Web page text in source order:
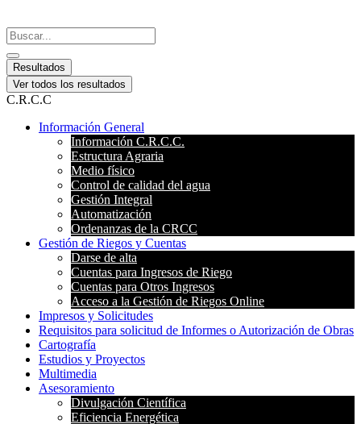
Search
...
Resultados
Ver todos los resultados
C.R.C.C
Información General
Información C.R.C.C.
Estructura Agraria
Medio físico
Control de calidad del agua
Gestión Integral
Automatización
Ordenanzas de la CRCC
Gestión de Riegos y Cuentas
Darse de alta
Cuentas para Ingresos de Riego
Cuentas para Otros Ingresos
Acceso a la Gestión de Riegos Online
Impresos y Solicitudes
Requisitos para solicitud de Informes o Autorización de Obras
Cartografía
Estudios y Proyectos
Multimedia
Asesoramiento
Divulgación Científica
Eficiencia Energética